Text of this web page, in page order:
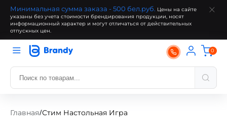
Минимальная сумма заказа - 500 бел.руб. Цены на сайте
указаны без учета стоимости брендирования продукции, носят
информационный характер и могут отличаться от действительных
отпускных цен.
0
Главная/Стим Настольная Игра